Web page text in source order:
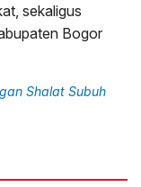
sekaligus
Bogor
Shalat Subuh